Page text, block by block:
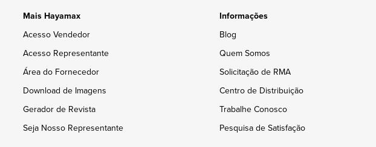
Mais Hayamax
Acesso Vendedor
Acesso Representante
Área do Fornecedor
Download de Imagens
Gerador de Revista
Seja Nosso Representante
Informações
Blog
Quem Somos
Solicitação de RMA
Centro de Distribuição
Trabalhe Conosco
Pesquisa de Satisfação